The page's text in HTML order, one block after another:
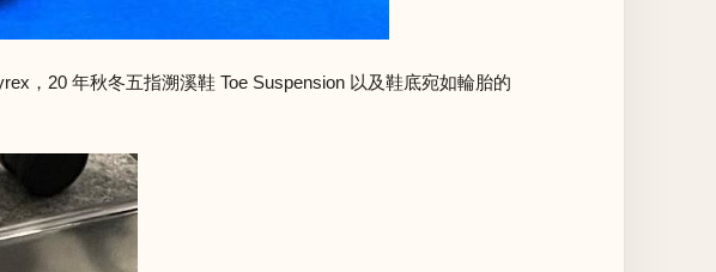
，20 年秋冬五指溯溪鞋 Toe Suspension 以及鞋底宛如輪胎的